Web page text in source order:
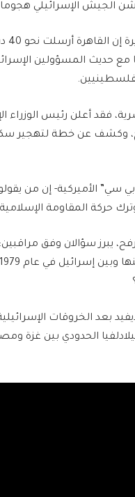
شن الجيش الإسرائيلي
مع حديث المسؤولين
فقد أعلن رئيس الوزراء
سي” الأميركية- إن من
حركة المقاومة
يبرز سؤالان وفق
بعد الخروقات
الحدودي بين غزة